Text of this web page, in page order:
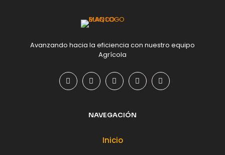
Avanzando hacia la eficiencia con nuestro equipo
Agrícola
NAVEGACIÓN
Inicio